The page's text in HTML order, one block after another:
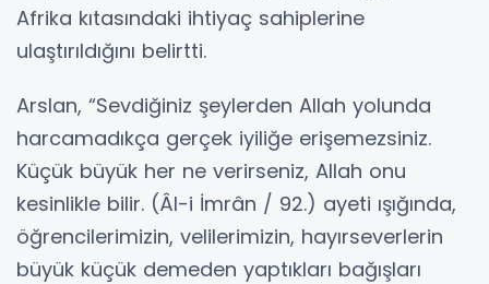
Afrika kıtasındaki ihtiyaç sahiplerine
ulaştırıldığını belirtti.
Arslan, “Sevdiğiniz şeylerden Allah yolunda
harcamadıkça gerçek iyiliğe erişemezsiniz.
Küçük büyük her ne verirseniz, Allah onu
kesinlikle bilir. (Âl-i İmrân / 92.) ayeti ışığında,
öğrencilerimizin, velilerimizin, hayırseverlerin
büyük küçük demeden yaptıkları bağışları